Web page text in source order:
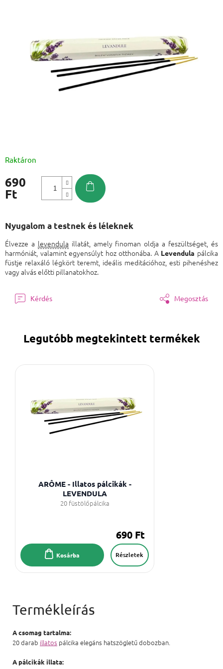
690
Ft
Raktáron
Nyugalom a testnek és léleknek
Élvezze a levendula illatát, amely finoman oldja a feszültséget, és
harmóniát, valamint egyensúlyt hoz otthonába. A Levendula pálcika
füstje relaxáló légkört teremt, ideális meditációhoz, esti pihenéshez
vagy alvás előtti pillanatokhoz.
Kérdés Megosztás
Legutóbb megtekintett termékek
ARÔME - Illatos pálcikák -
LEVENDULA
20 füstölőpálcika
690 Ft
Részletek
Kosárba
A csomag tartalma:
20 darab illatos pálcika elegáns hatszögletű dobozban.
A pálcikák illata: